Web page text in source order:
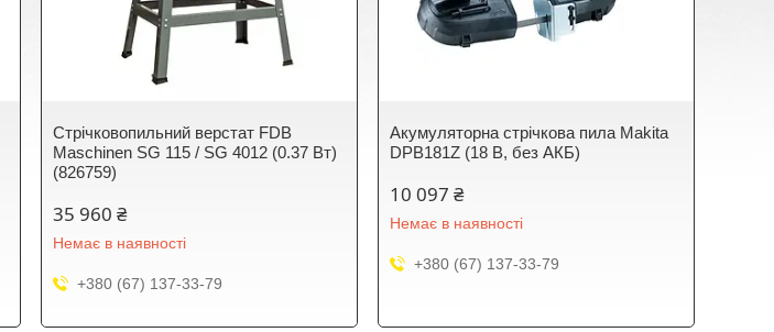
Стрічковопильний верстат FDB
Maschinen SG 115 / SG 4012 (0.37 Вт)
(826759)
35 960 ₴
Немає в наявності
+380 (67) 137-33-79
Акумуляторна стрічкова пила Makita
DPB181Z (18 В, без АКБ)
10 097 ₴
Немає в наявності
+380 (67) 137-33-79